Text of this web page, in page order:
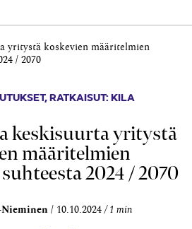
yritystä koskevien määritelmien
/ 2070
,RATKAISUT: KILA
keskisuurta yritystä
määritelmien
2024 / 2070
Nieminen 10.10.2024 1 min